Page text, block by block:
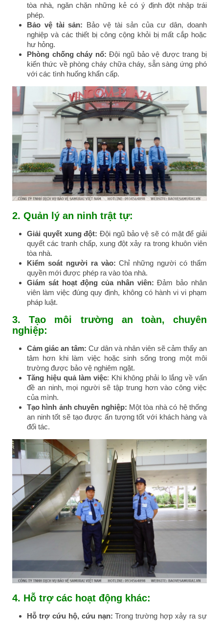
tòa nhà, ngăn chặn những kẻ có ý định đột nhập trái
phép.
Bảo vệ tài sản: Bảo vệ tài sản của cư dân, doanh
nghiệp và các thiết bị công cộng khỏi bị mất cắp hoặc
hư hỏng.
Phòng chống cháy nổ: Đội ngũ bảo vệ được trang bị
kiến thức về phòng cháy chữa cháy, sẵn sàng ứng phó
với các tình huống khẩn cấp.
2. Quản lý an ninh trật tự:
Giải quyết xung đột: Đội ngũ bảo vệ sẽ có mặt để giải
quyết các tranh chấp, xung đột xảy ra trong khuôn viên
tòa nhà.
Kiểm soát người ra vào: Chỉ những người có thẩm
quyền mới được phép ra vào tòa nhà.
Giám sát hoạt động của nhân viên: Đảm bảo nhân
viên làm việc đúng quy định, không có hành vi vi phạm
pháp luật.
3.
Tạo môi trường an toàn, chuyên
nghiệp:
Cảm giác an tâm: Cư dân và nhân viên sẽ cảm thấy an
tâm hơn khi làm việc hoặc sinh sống trong một môi
trường được bảo vệ nghiêm ngặt.
Tăng hiệu quả làm việc: Khi không phải lo lắng về vấn
đề an ninh, mọi người sẽ tập trung hơn vào công việc
của mình.
Tạo hình ảnh chuyên nghiệp: Một tòa nhà có hệ thống
an ninh tốt sẽ tạo được ấn tượng tốt với khách hàng và
đối tác.
4. Hỗ trợ các hoạt động khác:
Hỗ trợ cứu hộ, cứu nạn: Trong trường hợp xảy ra sự